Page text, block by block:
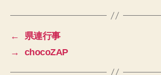
←
県連行事
→
chocoZAP